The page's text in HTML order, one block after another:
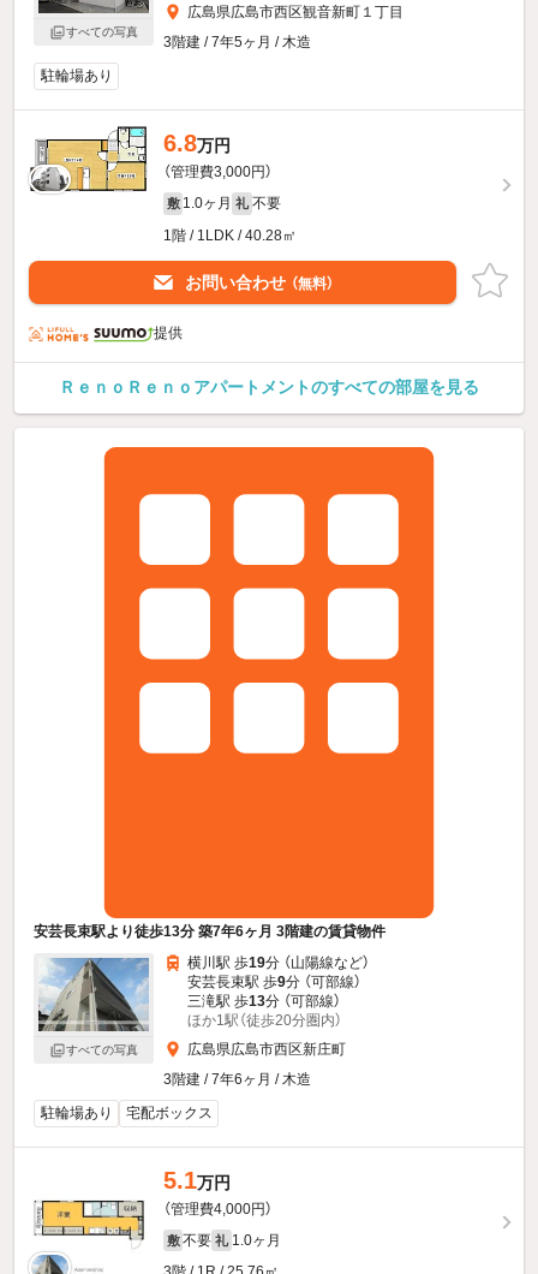
すべての写真
広島県広島市西区観音新町１丁目
3階建 / 7年5ヶ月 / 木造
駐輪場あり
6.8万円
（管理費3,000円）
敷 1.0ヶ月 礼 不要
1階 / 1LDK / 40.28㎡
お問い合わせ （無料）
提供
ＲｅｎｏＲｅｎｏアパートメントのすべての部屋を見る
安芸長束駅より徒歩13分 築7年6ヶ月 3階建の賃貸物件
すべての写真
横川駅 歩19分 （山陽線など）
安芸長束駅 歩9分 （可部線）
三滝駅 歩13分 （可部線）
ほか1駅（徒歩20分圏内）
広島県広島市西区新庄町
3階建 / 7年6ヶ月 / 木造
駐輪場あり
宅配ボックス
5.1万円
（管理費4,000円）
敷 不要 礼 1.0ヶ月